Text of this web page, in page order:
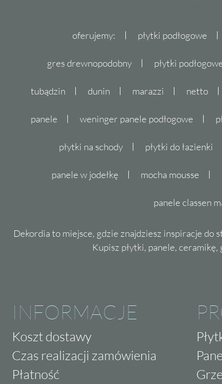
oferujemy: płytki podłogowe
gres drewnopodobny płytki
tubądzin dunin marazzi netto
panele weninger panele podłogowe
płytki na schody płytki do łazienki
panele w jodełkę mocha mousse
panele classen
Dekordia to miejsce, gdzie znajdziesz inspiracje do
Kupisz płytki, panele,
INFORMACJE
Koszt dostawy
Czas realizacji zamówienia
Płatność